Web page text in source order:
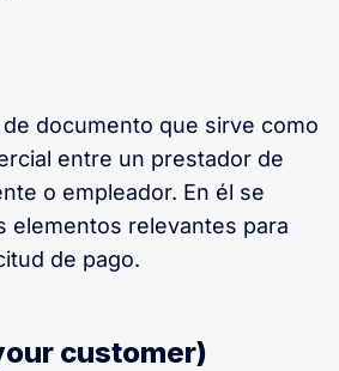
documento que sirve como
entre un prestador de
o empleador. En él se
elementos relevantes para
de pago.
customer)